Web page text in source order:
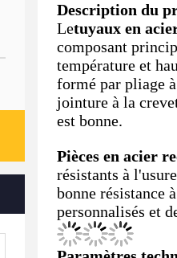
Description du
Letuyaux en
composant
température et
formé par pliage
jointure à la
est bonne.
Pièces en acier
résistants à
bonne résistance
personnalisés et